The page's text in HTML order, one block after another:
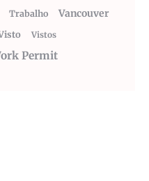
Trabalho Vancouver
Vistos
Permit